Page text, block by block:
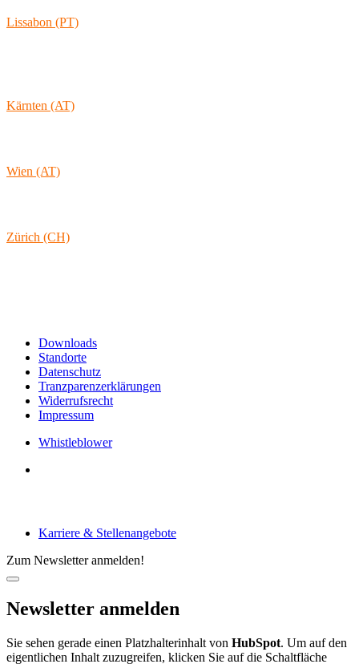
Lissabon (PT)
Kärnten (AT)
Wien (AT)
Zürich (CH)
Downloads
Standorte
Datenschutz
Tranzparenzerklärungen
Widerrufsrecht
Impressum
Whistleblower
Karriere & Stellenangebote
Zum Newsletter anmelden!
Newsletter anmelden
Sie sehen gerade einen Platzhalterinhalt von HubSpot. Um auf den
eigentlichen Inhalt zuzugreifen, klicken Sie auf die Schaltfläche